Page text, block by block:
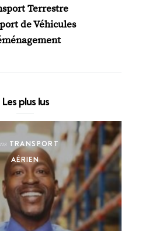
Terrestre
de Véhicules
Les plus lus
TRANSPORT
AÉRIEN